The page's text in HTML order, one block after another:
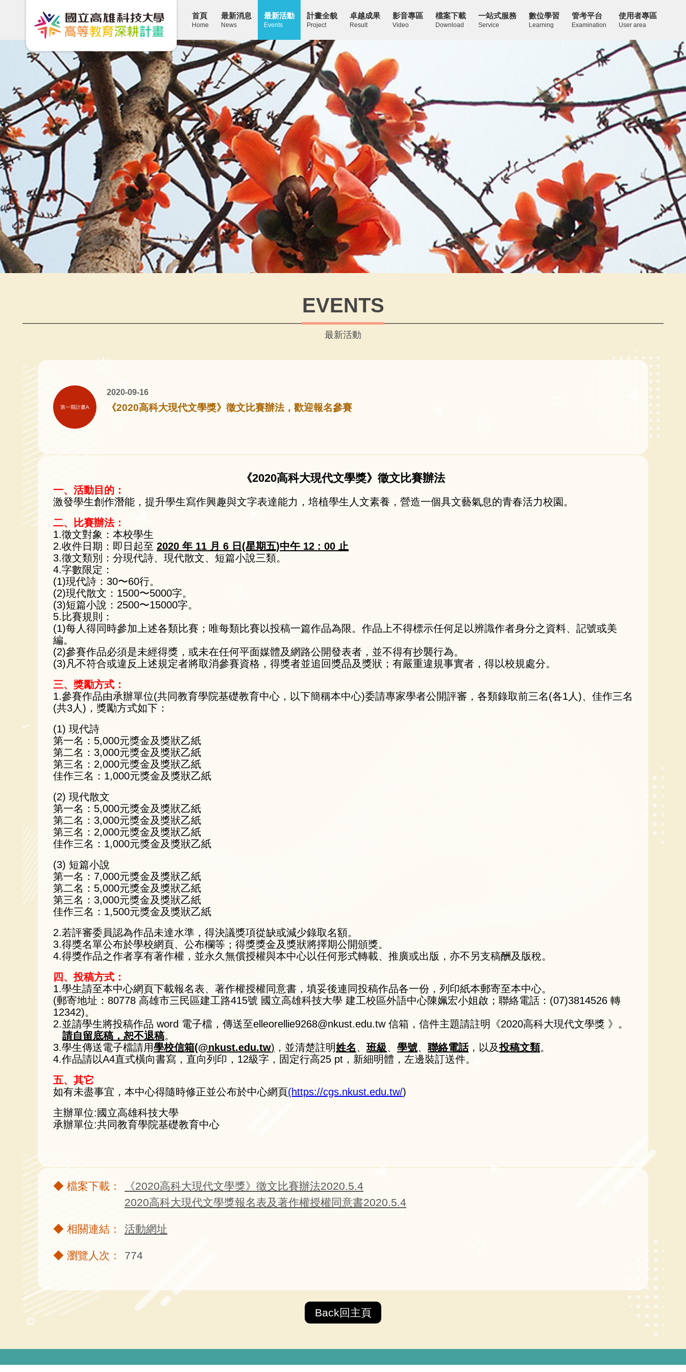
首頁
Home
最新消息
News
最新活動
Events
計畫全貌
Project
卓越成果
Result
影音專區
Video
檔案下載
Download
一站式服務
Service
數位學習
Learning
管考平台
Examination
使用者專區
User area
EVENTS
最新活動
第一期計畫A
2020-09-16
《2020高科大現代文學獎》徵文比賽辦法，歡迎報名參賽
《2020高科大現代文學獎》徵文比賽辦法
一、活動目的：
激發學生創作潛能，提升學生寫作興趣與文字表達能力，培植學生人文素養，營造一個具文藝氣息的青春活力校園。
二、比賽辦法：
1.徵文對象：本校學生
2.收件日期：即日起至 2020 年 11 月 6 日(星期五)中午 12 : 00 止
3.徵文類別：分現代詩、現代散文、短篇小說三類。
4.字數限定：
(1)現代詩：30〜60行。
(2)現代散文：1500〜5000字。
(3)短篇小說：2500〜15000字。
5.比賽規則：
(1)每人得同時參加上述各類比賽；唯每類比賽以投稿一篇作品為限。作品上不得標示任何足以辨識作者身分之資料、記號或美
編。
(2)參賽作品必須是未經得獎，或未在任何平面媒體及網路公開發表者，並不得有抄襲行為。
(3)凡不符合或違反上述規定者將取消參賽資格，得獎者並追回獎品及獎狀；有嚴重違規事實者，得以校規處分。
三、獎勵方式：
1.參賽作品由承辦單位(共同教育學院基礎教育中心，以下簡稱本中心)委請專家學者公開評審，各類錄取前三名(各1人)、佳作三名
(共3人)，獎勵方式如下：
(1) 現代詩
第一名：5,000元獎金及獎狀乙紙
第二名：3,000元獎金及獎狀乙紙
第三名：2,000元獎金及獎狀乙紙
佳作三名：1,000元獎金及獎狀乙紙
(2) 現代散文
第一名：5,000元獎金及獎狀乙紙
第二名：3,000元獎金及獎狀乙紙
第三名：2,000元獎金及獎狀乙紙
佳作三名：1,000元獎金及獎狀乙紙
(3) 短篇小說
第一名：7,000元獎金及獎狀乙紙
第二名：5,000元獎金及獎狀乙紙
第三名：3,000元獎金及獎狀乙紙
佳作三名：1,500元獎金及獎狀乙紙
2.若評審委員認為作品未達水準，得決議獎項從缺或減少錄取名額。
3.得獎名單公布於學校網頁、公布欄等；得獎獎金及獎狀將擇期公開頒獎。
4.得獎作品之作者享有著作權，並永久無償授權與本中心以任何形式轉載、推廣或出版，亦不另支稿酬及版稅。
四、投稿方式：
1.學生請至本中心網頁下載報名表、著作權授權同意書，填妥後連同投稿作品各一份，列印紙本郵寄至本中心。
(郵寄地址：80778 高雄市三民區建工路415號 國立高雄科技大學 建工校區外語中心陳姵宏小姐啟；聯絡電話：(07)3814526 轉
12342)。
2.並請學生將投稿作品 word 電子檔，傳送至elleorellie9268@nkust.edu.tw 信箱，信件主題請註明《2020高科大現代文學獎 》。
請自留底稿，恕不退稿。
3.學生傳送電子檔請用學校信箱(@nkust.edu.tw) ，並清楚註明姓名、班級、 學號、 聯絡電話，以及投稿文類。
4.作品請以A4直式橫向書寫，直向列印，12級字，固定行高25 pt，新細明體，左邊裝訂送件。
五、其它
如有未盡事宜，本中心得隨時修正並公布於中心網頁(https://cgs.nkust.edu.tw/)
主辦單位:國立高雄科技大學
承辦單位:共同教育學院基礎教育中心
《2020高科大現代文學獎》徵文比賽辦法2020.5.4
2020高科大現代文學獎報名表及著作權授權同意書2020.5.4
活動網址
774
Back回主頁